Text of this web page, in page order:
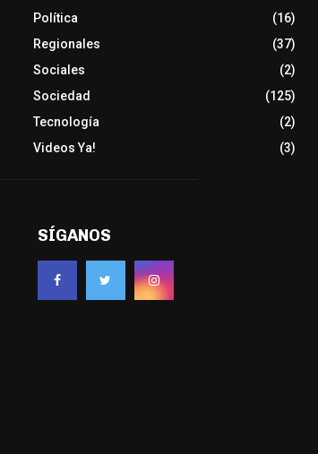
Política
(16)
Regionales
(37)
Sociales
(2)
Sociedad
(125)
Tecnología
(2)
Videos Ya!
(3)
SÍGANOS